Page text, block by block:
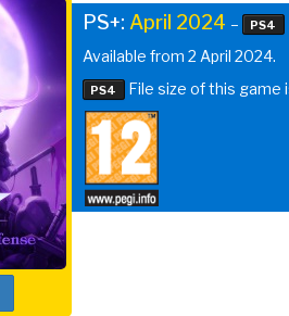
PS+: April 2024 – PS4
Available from 2 April 2024.
PS4 File size of this game